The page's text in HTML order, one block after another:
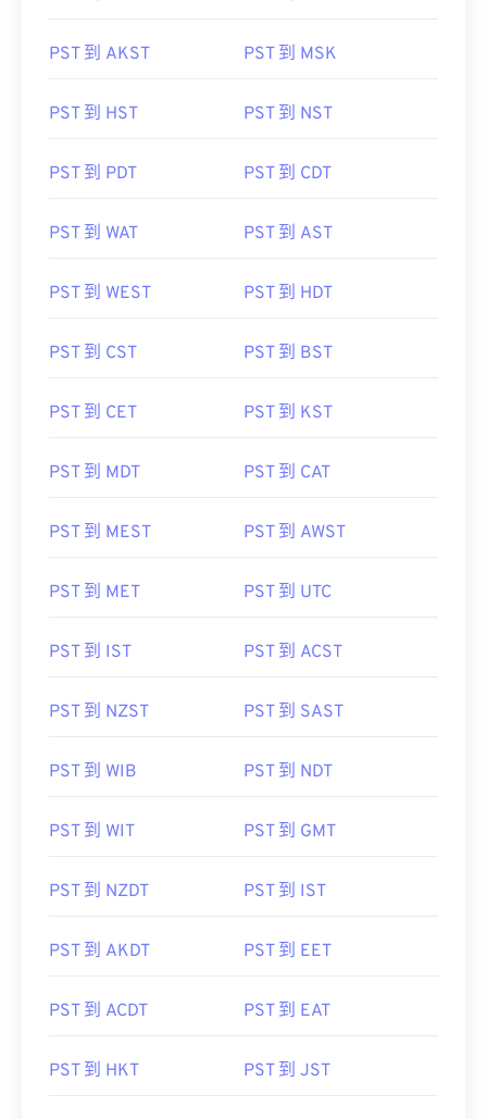
PST 到 AKST PST 到 MSK
PST 到 HST PST 到 NST
PST 到 PDT PST 到 CDT
PST 到 WAT PST 到 AST
PST 到 WEST PST 到 HDT
PST 到 CST PST 到 BST
PST 到 CET PST 到 KST
PST 到 MDT PST 到 CAT
PST 到 MEST PST 到 AWST
PST 到 MET PST 到 UTC
PST 到 IST PST 到 ACST
PST 到 NZST PST 到 SAST
PST 到 WIB PST 到 NDT
PST 到 WIT PST 到 GMT
PST 到 NZDT PST 到 IST
PST 到 AKDT PST 到 EET
PST 到 ACDT PST 到 EAT
PST 到 HKT PST 到 JST